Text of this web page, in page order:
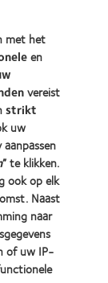
met het
en
vereist
strikt
uw
” te klikken.
ook op elk
Naast
naar
of uw IP-